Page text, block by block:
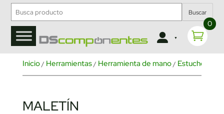
Buscar
0
Inicio/ Herramientas/ Herramienta de mano/ Estuches y
MALETÍN